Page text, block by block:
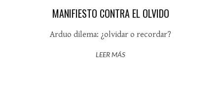
MANIFIESTO CONTRA EL OLVIDO
Arduo dilema: ¿olvidar o recordar?
LEER MÁS